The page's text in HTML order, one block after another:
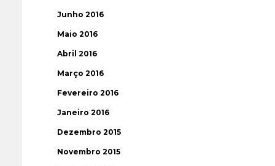
Junho 2016
Maio 2016
Abril 2016
Março 2016
Fevereiro 2016
Janeiro 2016
Dezembro 2015
Novembro 2015